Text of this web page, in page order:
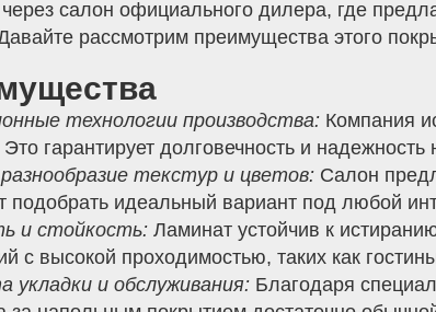
салон официального дилера, где
рассмотрим преимущества этого
технологии производства:Компания
Это гарантирует долговечность и
текстур и цветов:Салон
подобрать идеальный вариант под любой
и стойкость:Ламинат устойчив к
с высокой проходимостью, таких как
укладки и обслуживания:Благодаря